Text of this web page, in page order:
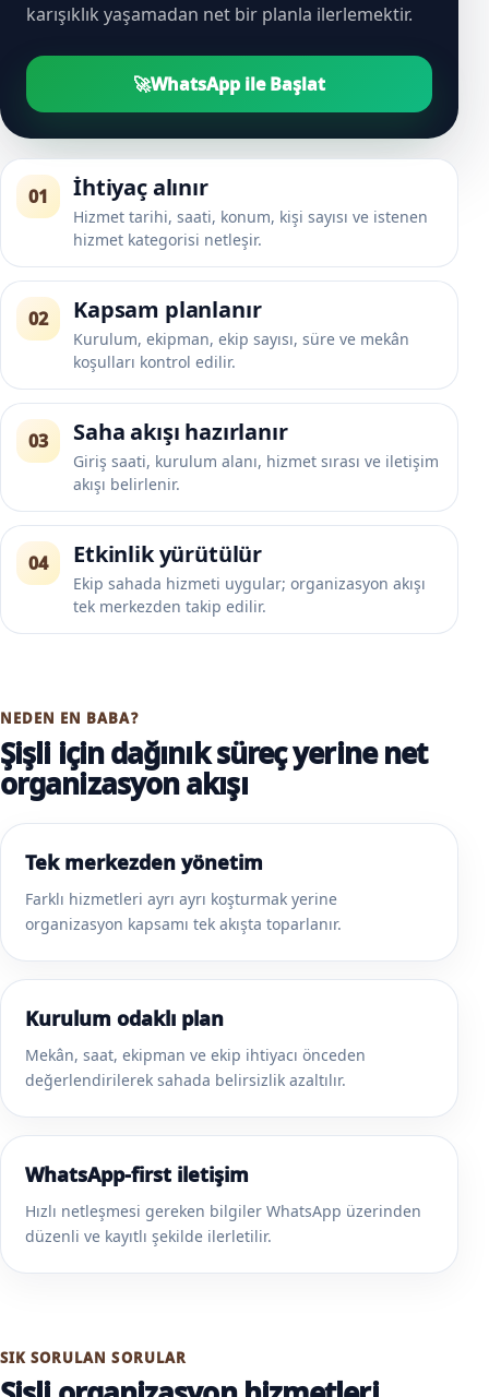
karışıklık yaşamadan net bir planla ilerlemektir.
🚀WhatsApp ile Başlat
01 İhtiyaç alınır
Hizmet tarihi, saati, konum, kişi sayısı ve istenen
hizmet kategorisi netleşir.
02 Kapsam planlanır
Kurulum, ekipman, ekip sayısı, süre ve mekân
koşulları kontrol edilir.
03 Saha akışı hazırlanır
Giriş saati, kurulum alanı, hizmet sırası ve iletişim
akışı belirlenir.
04 Etkinlik yürütülür
Ekip sahada hizmeti uygular; organizasyon akışı
tek merkezden takip edilir.
NEDEN EN BABA?
Şişli için dağınık süreç yerine net
organizasyon akışı
Tek merkezden yönetim
Farklı hizmetleri ayrı ayrı koşturmak yerine
organizasyon kapsamı tek akışta toparlanır.
Kurulum odaklı plan
Mekân, saat, ekipman ve ekip ihtiyacı önceden
değerlendirilerek sahada belirsizlik azaltılır.
WhatsApp-first iletişim
Hızlı netleşmesi gereken bilgiler WhatsApp üzerinden
düzenli ve kayıtlı şekilde ilerletilir.
SIK SORULAN SORULAR